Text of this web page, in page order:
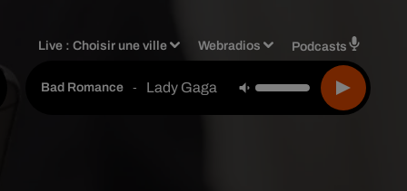
Live :Choisir une ville Webradios Podcasts
Bad Romance - Lady Gaga